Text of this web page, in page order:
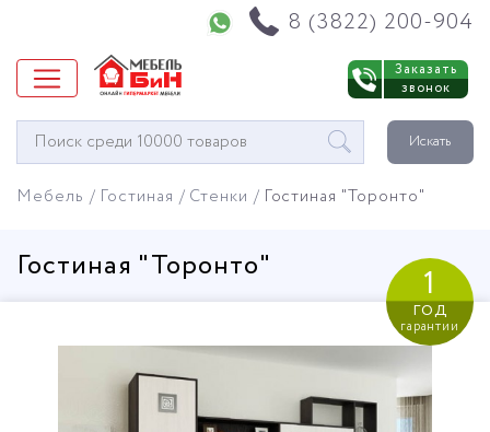
8 (3822) 200-904
Заказать
звонок
Окно
поиска
Искать
Мебель Гостиная Стенки Гостиная "Торонто"
Гостиная "Торонто" 1
год
гарантии